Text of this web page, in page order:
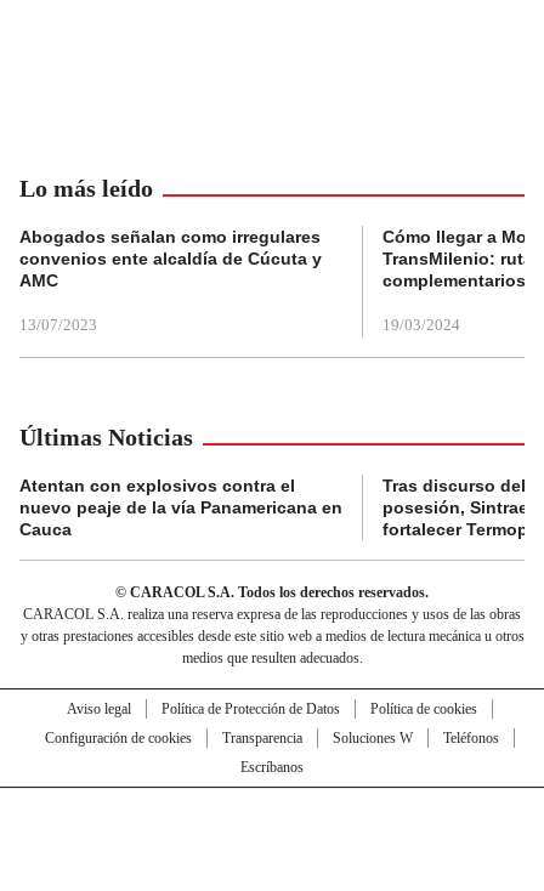
Lo más leído
Abogados señalan como irregulares
convenios ente alcaldía de Cúcuta y
AMC
13/07/2023
Cómo llegar a
TransMilenio:
complementarios
19/03/2024
Últimas Noticias
Atentan con explosivos contra el
nuevo peaje de la vía Panamericana en
Cauca
Tras discurso del
posesión,
fortalecer
© CARACOL S.A. Todos los derechos reservados.
CARACOL S.A. realiza una reserva expresa de las reproducciones y usos de las obras
y otras prestaciones accesibles desde este sitio web a medios de lectura mecánica u otros
medios que resulten adecuados.
Aviso legal Política de Protección de Datos
Política de cookies
Configuración de cookies
Transparencia Soluciones W
Teléfonos
Escríbanos